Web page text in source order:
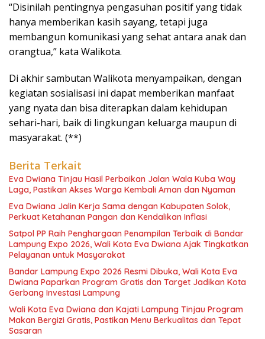
“Disinilah pentingnya pengasuhan positif yang tidak
hanya memberikan kasih sayang, tetapi juga
membangun komunikasi yang sehat antara anak dan
orangtua,” kata Walikota.
Di akhir sambutan Walikota menyampaikan, dengan
kegiatan sosialisasi ini dapat memberikan manfaat
yang nyata dan bisa diterapkan dalam kehidupan
sehari-hari, baik di lingkungan keluarga maupun di
masyarakat. (**)
Berita Terkait
Eva Dwiana Tinjau Hasil Perbaikan Jalan Wala Kuba Way
Laga, Pastikan Akses Warga Kembali Aman dan Nyaman
Eva Dwiana Jalin Kerja Sama dengan Kabupaten Solok,
Perkuat Ketahanan Pangan dan Kendalikan Inflasi
Satpol PP Raih Penghargaan Penampilan Terbaik di Bandar
Lampung Expo 2026, Wali Kota Eva Dwiana Ajak Tingkatkan
Pelayanan untuk Masyarakat
Bandar Lampung Expo 2026 Resmi Dibuka, Wali Kota Eva
Dwiana Paparkan Program Gratis dan Target Jadikan Kota
Gerbang Investasi Lampung
Wali Kota Eva Dwiana dan Kajati Lampung Tinjau Program
Makan Bergizi Gratis, Pastikan Menu Berkualitas dan Tepat
Sasaran